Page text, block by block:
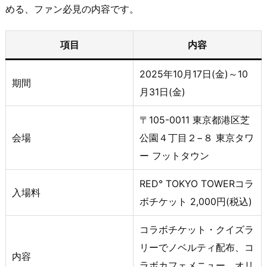
める、ファン必見の内容です。
項目 内容
期間
2025年10月17日(金)～10
月31日(金)
会場
〒105-0011 東京都港区芝
公園４丁目２−８ 東京タワ
ー フットタウン
入場料
RED° TOKYO TOWERコラ
ボチケット 2,000円(税込)
内容
コラボチケット・クイズラ
リーでノベルティ配布、コ